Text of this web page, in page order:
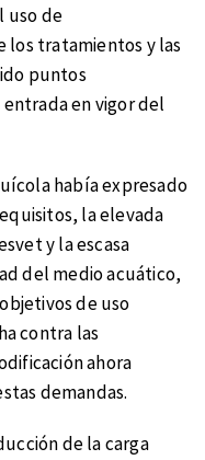
uso de
los tratamientos y las
puntos
en vigor del
había expresado
la elevada
y la escasa
del medio acuático,
de uso
contra las
ahora
demandas.
de la carga